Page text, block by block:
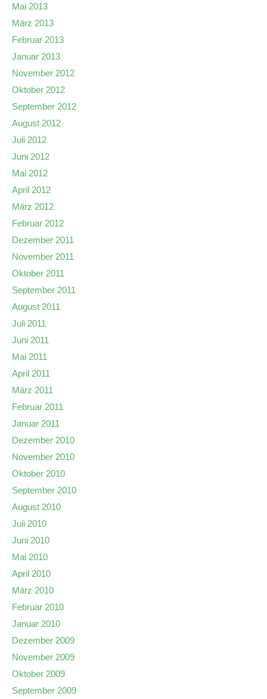
Mai 2013
März 2013
Februar 2013
Januar 2013
November 2012
Oktober 2012
September 2012
August 2012
Juli 2012
Juni 2012
Mai 2012
April 2012
März 2012
Februar 2012
Dezember 2011
November 2011
Oktober 2011
September 2011
August 2011
Juli 2011
Juni 2011
Mai 2011
April 2011
März 2011
Februar 2011
Januar 2011
Dezember 2010
November 2010
Oktober 2010
September 2010
August 2010
Juli 2010
Juni 2010
Mai 2010
April 2010
März 2010
Februar 2010
Januar 2010
Dezember 2009
November 2009
Oktober 2009
September 2009